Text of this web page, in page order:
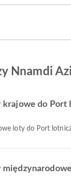
Nnamdi
do
loty do Port